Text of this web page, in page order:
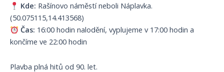
Kde: Rašínovo náměstí neboli Náplavka.
(50.075115,14.413568)
Čas: 16:00 hodin nalodění, vyplujeme v 17:00 hodin a
končíme ve 22:00 hodin
Plavba plná hitů od 90. let.